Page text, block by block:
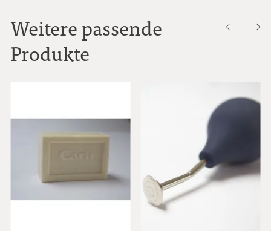
Weitere passende
Produkte